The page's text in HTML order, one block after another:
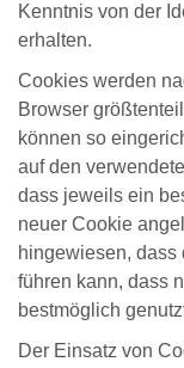
Kenntnis von der
erhalten.
Cookies werden
Browser
können so
auf den
dass jeweils ein
neuer Cookie
hingewiesen,
führen kann, dass
bestmöglich
Der Einsatz von